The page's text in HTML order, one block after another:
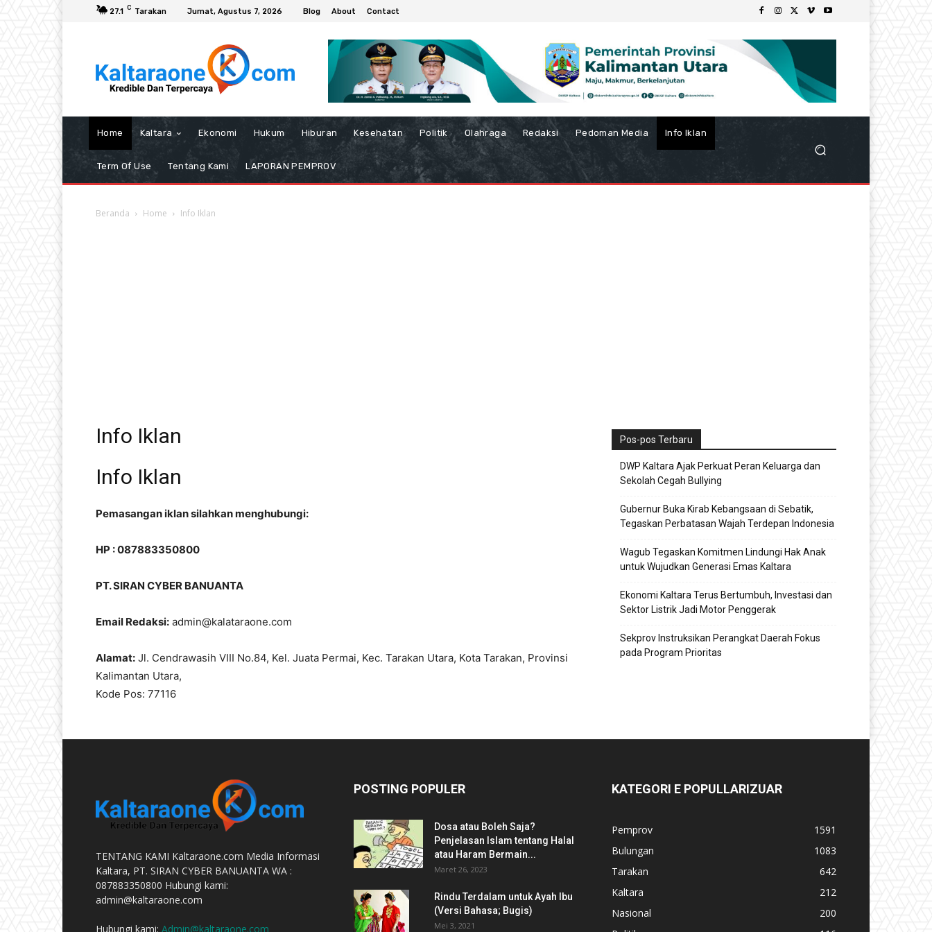
27.1 C Tarakan Jumat, Agustus 7, 2026 Blog About Contact
Home Kaltara Ekonomi Hukum Hiburan Kesehatan Politik Olahraga Redaksi Pedoman Media Info Iklan
Term Of Use Tentang Kami LAPORAN PEMPROV
Beranda Home Info Iklan
Info Iklan
Info Iklan
Pemasangan iklan silahkan menghubungi:
HP : 087883350800
PT. SIRAN CYBER BANUANTA
Email Redaksi: admin@kalataraone.com
Alamat: Jl. Cendrawasih VIII No.84, Kel. Juata Permai, Kec. Tarakan Utara, Kota Tarakan, Provinsi
Kalimantan Utara,
Kode Pos: 77116
Pos-pos Terbaru
DWP Kaltara Ajak Perkuat Peran Keluarga dan
Sekolah Cegah Bullying
Gubernur Buka Kirab Kebangsaan di Sebatik,
Tegaskan Perbatasan Wajah Terdepan Indonesia
Wagub Tegaskan Komitmen Lindungi Hak Anak
untuk Wujudkan Generasi Emas Kaltara
Ekonomi Kaltara Terus Bertumbuh, Investasi dan
Sektor Listrik Jadi Motor Penggerak
Sekprov Instruksikan Perangkat Daerah Fokus
pada Program Prioritas
TENTANG KAMI Kaltaraone.com Media Informasi
Kaltara, PT. SIRAN CYBER BANUANTA WA :
087883350800 Hubungi kami:
admin@kaltaraone.com
Hubungi kami: Admin@kaltaraone.com
POSTING POPULER
Dosa atau Boleh Saja?
Penjelasan Islam tentang Halal
atau Haram Bermain...
Maret 26, 2023
Rindu Terdalam untuk Ayah Ibu
(Versi Bahasa; Bugis)
Mei 3, 2021
KATEGORI E POPULLARIZUAR
Pemprov
1591
Bulungan
1083
Tarakan
642
Kaltara
212
Nasional
200